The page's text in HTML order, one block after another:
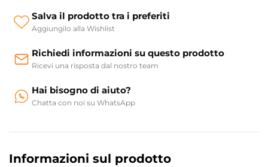
Salva il prodotto tra i preferiti
Aggiungilo alla Wishlist
Richiedi informazioni su questo prodotto
Ricevi una risposta dal nostro team
Hai bisogno di aiuto?
Chatta con noi su WhatsApp
Informazioni sul prodotto